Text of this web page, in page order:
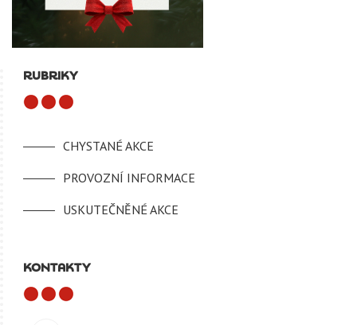
RUBRIKY
CHYSTANÉ AKCE
PROVOZNÍ INFORMACE
USKUTEČNĚNÉ AKCE
KONTAKTY